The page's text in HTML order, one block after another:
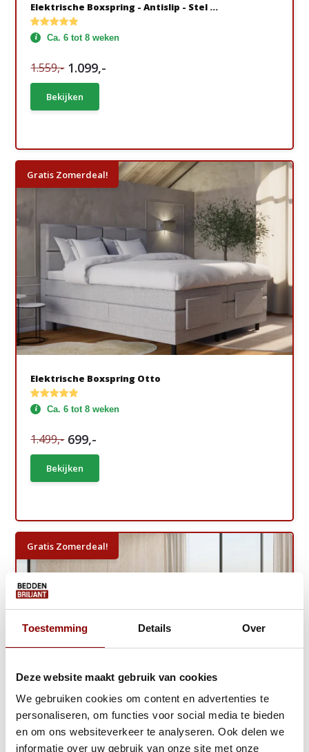
Toestemming Details Over
Deze website maakt gebruik van cookies
We gebruiken cookies om content en advertenties te
personaliseren, om functies voor social media te bieden
en om ons websiteverkeer te analyseren. Ook delen we
informatie over uw gebruik van onze site met onze
Elektrische Boxspring - Antislip - Stel ...
Ca. 6 tot 8 weken
1.559,- 1.099,-
Bekijken
Gratis Zomerdeal!
Elektrische Boxspring Otto
Ca. 6 tot 8 weken
1.499,- 699,-
Bekijken
Gratis Zomerdeal!